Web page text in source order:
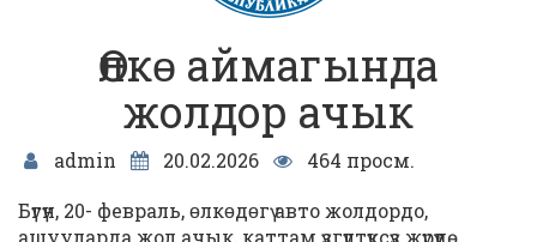
Өлкɵ аймагында
жолдор ачык
admin 20.02.2026
464 просм.
Бүгүн, 20- февраль, ɵлкɵдɵгү авто жолдордо,
ашууларда жол ачык, каттам үзгүлтүксүз жүрүүдө.